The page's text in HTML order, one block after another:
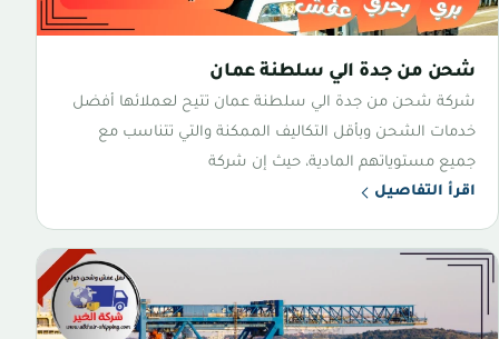
شحن من جدة الي سلطنة عمان
شركة شحن من جدة الي سلطنة عمان تتيح لعملائها أفضل
خدمات الشحن وبأقل التكاليف الممكنة والتي تتناسب مع
جميع مستوياتهم المادية، حيث إن شركة
اقرأ التفاصيل